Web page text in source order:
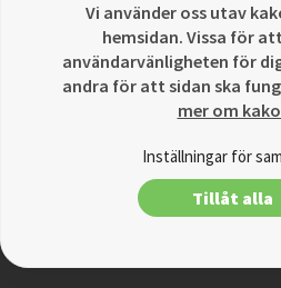
Hälsa
211 19
Vi använder oss utav
hemsidan. Vissa för
användarvänligheten för
andra för att sidan ska
mer om
Inställningar för
Tillåt alla